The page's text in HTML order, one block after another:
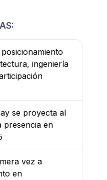
ingeniería
se proyecta al
presencia en
vez a
en